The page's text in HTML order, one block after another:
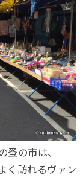
の市は、
く訪れるヴァン